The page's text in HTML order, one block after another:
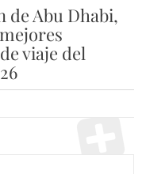
de Abu Dhabi,
viaje del